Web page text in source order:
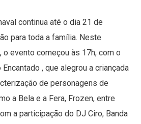
continua até o dia 21 de
para toda a família. Neste
evento começou às 17h, com o
, que alegrou a criançada
de personagens de
a Bela e a Fera, Frozen, entre
a participação do DJ Ciro, Banda